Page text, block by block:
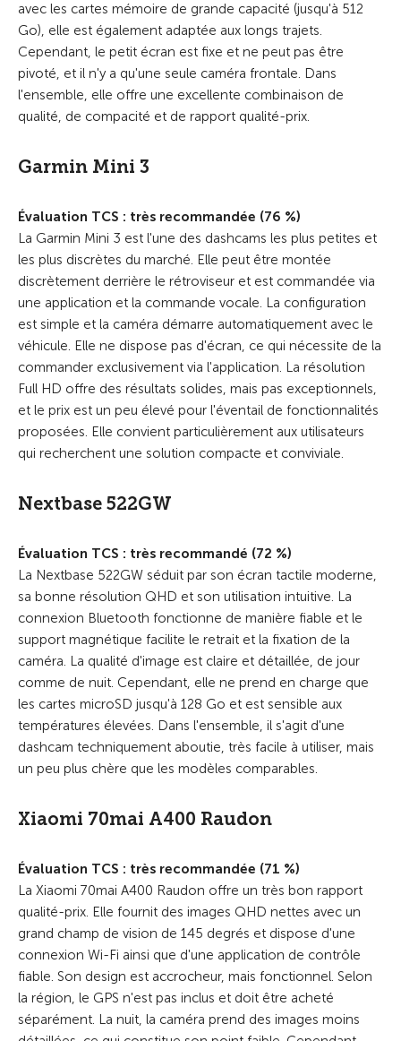
avec les cartes mémoire de grande capacité (jusqu'à 512
Go), elle est également adaptée aux longs trajets.
Cependant, le petit écran est fixe et ne peut pas être
pivoté, et il n'y a qu'une seule caméra frontale. Dans
l'ensemble, elle offre une excellente combinaison de
qualité, de compacité et de rapport qualité-prix.
Garmin Mini 3
Évaluation TCS : très recommandée (76 %)
La Garmin Mini 3 est l'une des dashcams les plus petites et
les plus discrètes du marché. Elle peut être montée
discrètement derrière le rétroviseur et est commandée via
une application et la commande vocale. La configuration
est simple et la caméra démarre automatiquement avec le
véhicule. Elle ne dispose pas d'écran, ce qui nécessite de la
commander exclusivement via l'application. La résolution
Full HD offre des résultats solides, mais pas exceptionnels,
et le prix est un peu élevé pour l'éventail de fonctionnalités
proposées. Elle convient particulièrement aux utilisateurs
qui recherchent une solution compacte et conviviale.
Nextbase 522GW
Évaluation TCS : très recommandé (72 %)
La Nextbase 522GW séduit par son écran tactile moderne,
sa bonne résolution QHD et son utilisation intuitive. La
connexion Bluetooth fonctionne de manière fiable et le
support magnétique facilite le retrait et la fixation de la
caméra. La qualité d'image est claire et détaillée, de jour
comme de nuit. Cependant, elle ne prend en charge que
les cartes microSD jusqu'à 128 Go et est sensible aux
températures élevées. Dans l'ensemble, il s'agit d'une
dashcam techniquement aboutie, très facile à utiliser, mais
un peu plus chère que les modèles comparables.
Xiaomi 70mai A400 Raudon
Évaluation TCS : très recommandée (71 %)
La Xiaomi 70mai A400 Raudon offre un très bon rapport
qualité-prix. Elle fournit des images QHD nettes avec un
grand champ de vision de 145 degrés et dispose d'une
connexion Wi-Fi ainsi que d'une application de contrôle
fiable. Son design est accrocheur, mais fonctionnel. Selon
la région, le GPS n'est pas inclus et doit être acheté
séparément. La nuit, la caméra prend des images moins